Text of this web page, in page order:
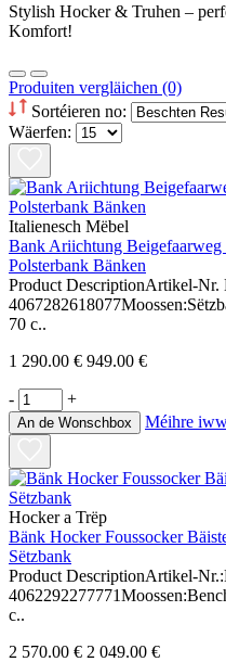
Stylish Hocker & Truhen –
Komfort!
Produiten vergläichen (0)
Sortéieren no:
Wäerfen:
Italienesch Mëbel
Bank Ariichtung
Polsterbank Bänken
Product DescriptionArtikel-Nr.
70 c..
1 290.00 € 949.00 €
- +
An de Wonschbox Méihre
Hocker a Trëp
Bänk Hocker Foussocker
Sëtzbank
Product DescriptionArtikel-
c..
2 570.00 € 2 049.00 €